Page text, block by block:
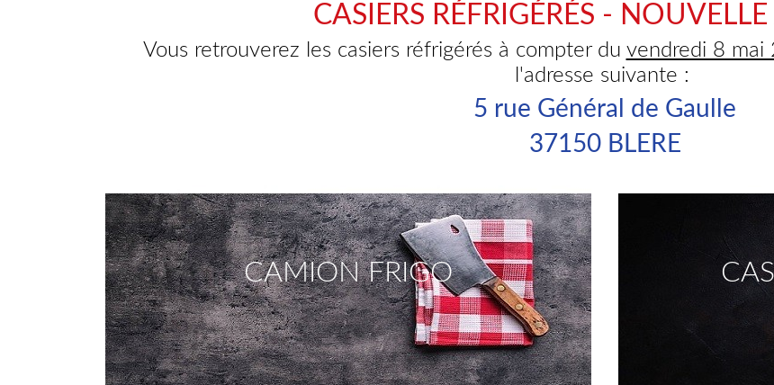
CASIERS RÉFRIGÉRÉS - NOUVELLE
Vous retrouverez les casiers réfrigérés à compter du vendredi 8
l'adresse suivante :
5 rue Général de Gaulle
37150 BLERE
CAMION FRIGO